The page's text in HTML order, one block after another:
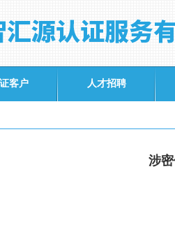
客户 人才招聘
涉